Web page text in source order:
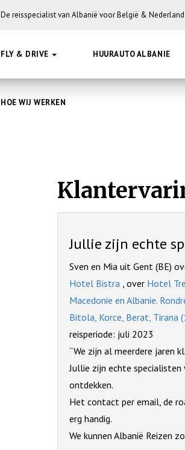
De reisspecialist van Albanië voor België & Nederland
FLY & DRIVE HUURAUTO ALBANIE
HOE WIJ WERKEN
Jullie zijn echte
Sven en Mia uit Gent (BE)
Hotel Bistra , over Hotel
Macedonie en Albanie.
Bitola, Korce, Berat, Tirana
reisperiode: juli 2023
“We zijn al meerdere jaren
Jullie zijn echte
ontdekken.
Het contact per email, de
erg handig.
We kunnen Albanië Reizen